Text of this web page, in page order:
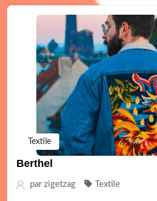
Textile
Berthel
par zigetzag Textile